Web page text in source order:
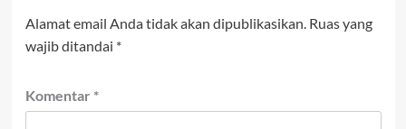
Alamat email Anda tidak akan dipublikasikan. Ruas yang
wajib ditandai *
Komentar *